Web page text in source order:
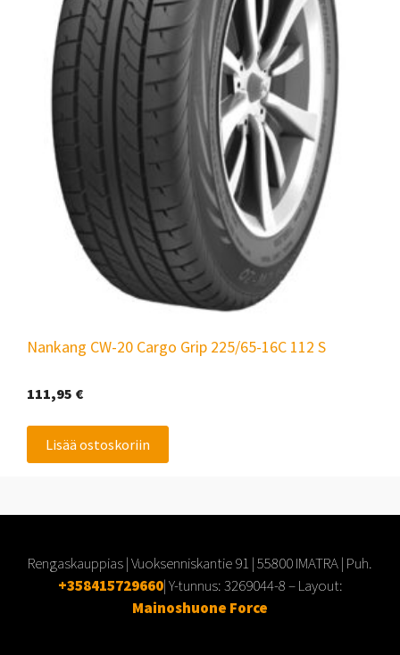
Nankang CW-20 Cargo Grip 225/65-16C 112 S
111,95 €
Lisää ostoskoriin
Rengaskauppias | Vuoksenniskantie 91 | 55800 IMATRA | Puh.
+358415729660| Y-tunnus:3269044-8– Layout:
Mainoshuone Force